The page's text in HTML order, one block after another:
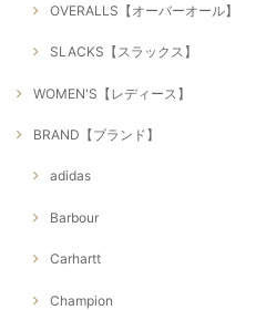
OVERALLS【オーバーオール】
SLACKS【スラックス】
WOMEN'S【レディース】
BRAND【ブランド】
adidas
Barbour
Carhartt
Champion